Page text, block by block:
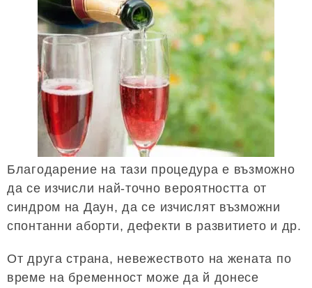
Благодарение на тази процедура е възможно
да се изчисли най-точно вероятността от
синдром на Даун, да се изчислят възможни
спонтанни аборти, дефекти в развитието и др.
От друга страна, невежеството на жената по
време на бременност може да й донесе